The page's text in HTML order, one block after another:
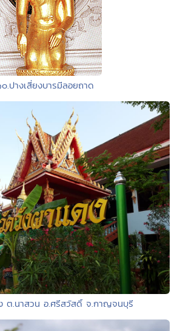
.ปางเสี่ยงบารมีลอยถาด
ต.นาสวน อ.ศรีสวัสดิ์ จ.กาญจนบุรี